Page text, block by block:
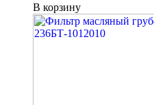
В корзину